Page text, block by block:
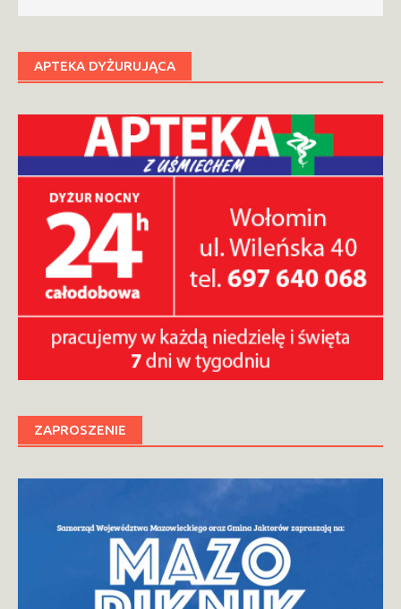
APTEKA DYŻURUJĄCA
ZAPROSZENIE